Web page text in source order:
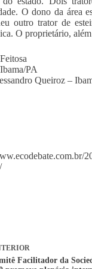
O dono da área
outro trator de
O proprietário,
PA
Queiroz –
Facilitador da